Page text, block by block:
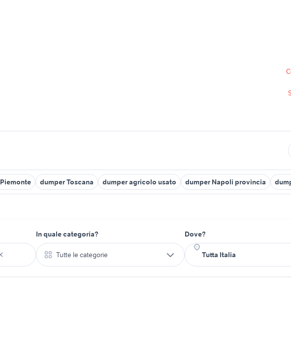
dumper Toscana dumper agricolo usato dumper Napoli provincia
In quale categoria?
Tutte le categorie
Dove?